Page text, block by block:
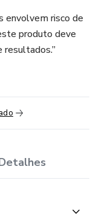
envolvem risco de
produto deve
resultados.”